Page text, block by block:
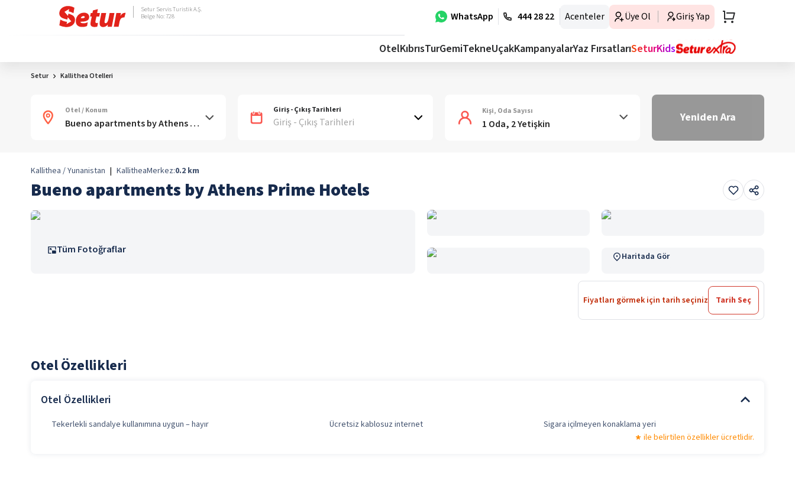
WhatsApp 444 28 22 Acenteler Üye Ol Giriş Yap
Setur Servis Turistik A.Ş.
Belge No: 728
OtelKıbrısTurGemiTekneUçakKampanyalarYaz FırsatlarıSeturKids
Setur Kallithea Otelleri
Otel / Konum Giriş - Çıkış Tarihleri
Giriş - Çıkış Tarihleri
Kişi, Oda Sayısı
1 Oda, 2 Yetişkin Yeniden Ara
Kallithea / Yunanistan | KallitheaMerkez:0.2 km
Bueno apartments by Athens Prime Hotels
Tüm Fotoğraflar
Haritada Gör
Fiyatları görmek için tarih seçiniz Tarih Seç
Otel Özellikleri
Otel Özellikleri
Tekerlekli sandalye kullanımına uygun – hayır Ücretsiz kablosuz internet
Sigara içilmeyen konaklama yeri
ile belirtilen özellikler ücretlidir.